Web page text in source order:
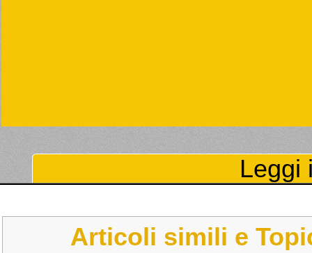
Leggi
Articoli simili e